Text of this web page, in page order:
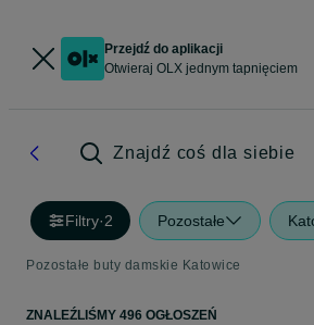
Przejdź do aplikacji
Otwieraj OLX jednym tapnięciem
Znajdź coś dla siebie
Filtry·2 Pozostałe
Pozostałe buty damskie Katowice
ZNALEŹLIŚMY 496 OGŁOSZEŃ